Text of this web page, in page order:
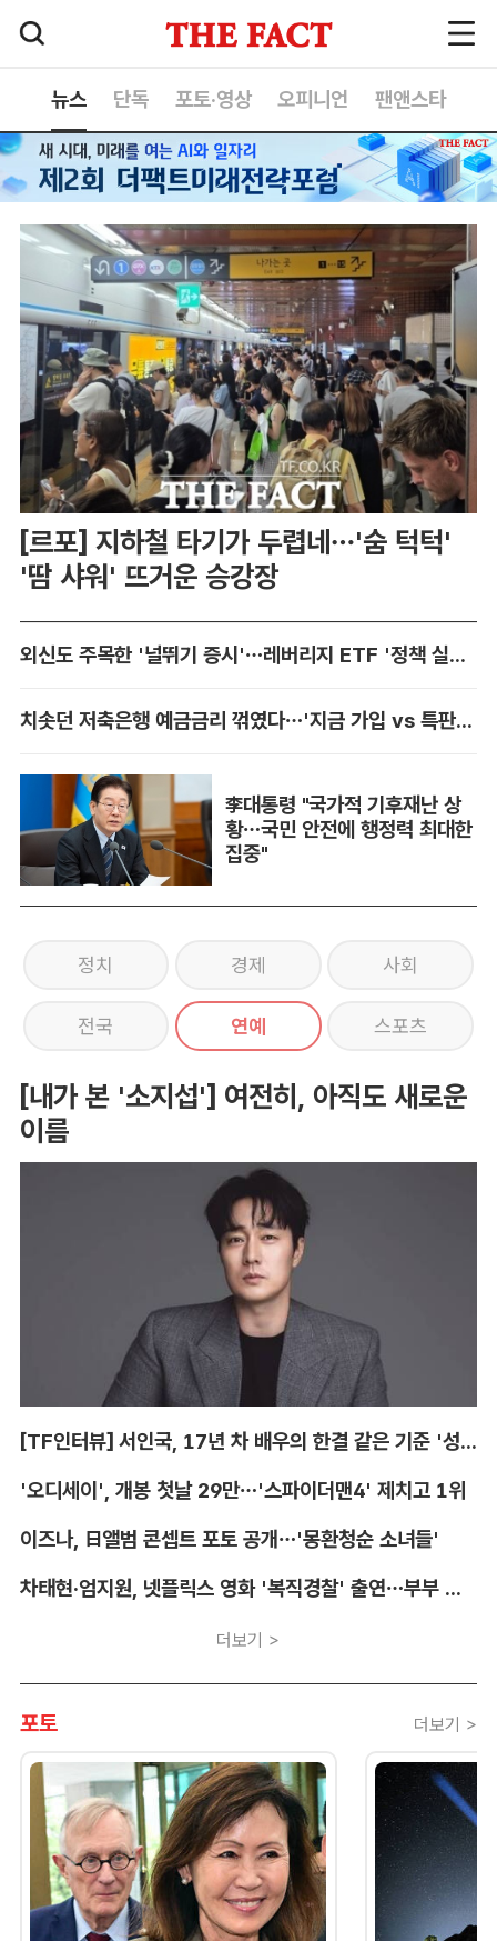
뉴스 단독 포토·영상 오피니언 팬앤스타
[르포] 지하철 타기가 두렵네…'숨 턱턱'
'땀 샤워' 뜨거운 승강장
외신도 주목한 '널뛰기 증시'…레버리지 ETF '정책 실패' 책임론 공방
치솟던 저축은행 예금금리 꺾였다…'지금 가입 vs 특판 대기' 셈법 복잡
李대통령 "국가적 기후재난 상
황…국민 안전에 행정력 최대한
집중"
정치 경제 사회
전국 연예 스포츠
[내가 본 '소지섭'] 여전히, 아직도 새로운
이름
[TF인터뷰] 서인국, 17년 차 배우의 한결 같은 기준 '성장'
'오디세이', 개봉 첫날 29만…'스파이더맨4' 제치고 1위
이즈나, 日앨범 콘셉트 포토 공개…'몽환청순 소녀들'
차태현·엄지원, 넷플릭스 영화 '복직경찰' 출연…부부 호흡
더보기 >
포토 더보기 >